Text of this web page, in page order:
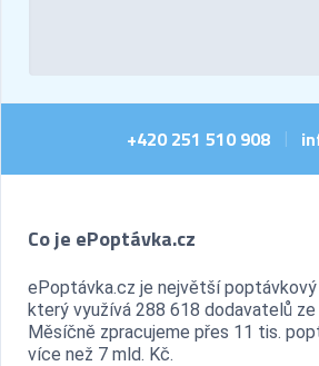
+420 251 510 908 |
Co je ePoptávka.cz
ePoptávka.cz je největší
který využívá 288 618 dodavatelů ze
Měsíčně zpracujeme přes 11 tis.
více než 7 mld. Kč.